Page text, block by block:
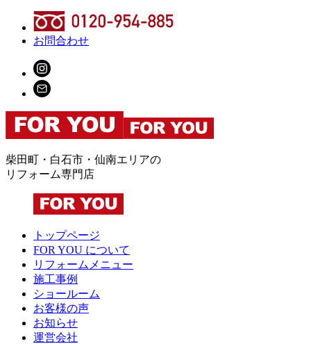
お問合わせ
柴田町・白石市・仙南エリアの
リフォーム専門店
トップページ
FOR YOU について
リフォームメニュー
施工事例
ショールーム
お客様の声
お知らせ
運営会社